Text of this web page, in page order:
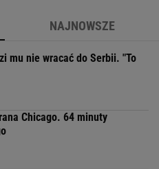
NAJNOWSZE
mu nie wracać do Serbii. "To
Chicago. 64 minuty